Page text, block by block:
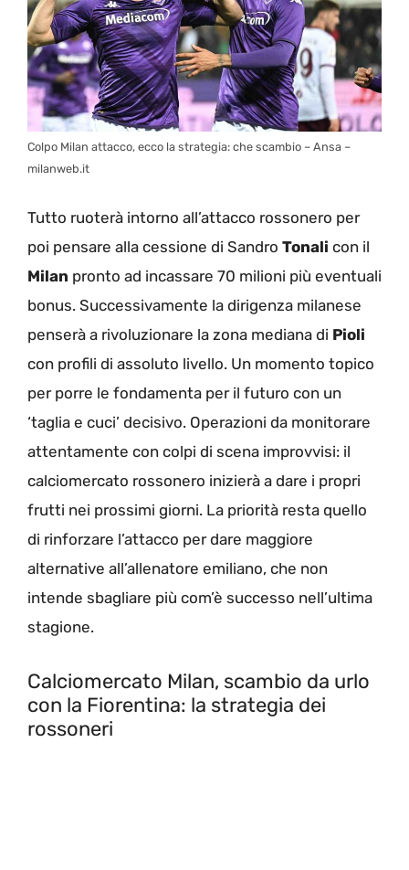
Colpo Milan attacco, ecco la strategia: che scambio – Ansa –
milanweb.it
Tutto ruoterà intorno all’attacco rossonero per
poi pensare alla cessione di Sandro Tonali con il
Milan pronto ad incassare 70 milioni più eventuali
bonus. Successivamente la dirigenza milanese
penserà a rivoluzionare la zona mediana di Pioli
con profili di assoluto livello. Un momento topico
per porre le fondamenta per il futuro con un
‘taglia e cuci’ decisivo. Operazioni da monitorare
attentamente con colpi di scena improvvisi: il
calciomercato rossonero inizierà a dare i propri
frutti nei prossimi giorni. La priorità resta quello
di rinforzare l’attacco per dare maggiore
alternative all’allenatore emiliano, che non
intende sbagliare più com’è successo nell’ultima
stagione.
Calciomercato Milan, scambio da urlo
con la Fiorentina: la strategia dei
rossoneri